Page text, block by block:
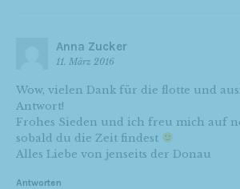
Anna Zucker
11. März 2016
Wow, vielen Dank für die flotte und
Antwort!
Frohes Sieden und ich freu mich auf
sobald du die Zeit findest
Alles Liebe von jenseits der Donau
Antworten